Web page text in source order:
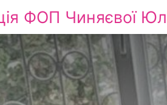
ФОП Чиняєвої